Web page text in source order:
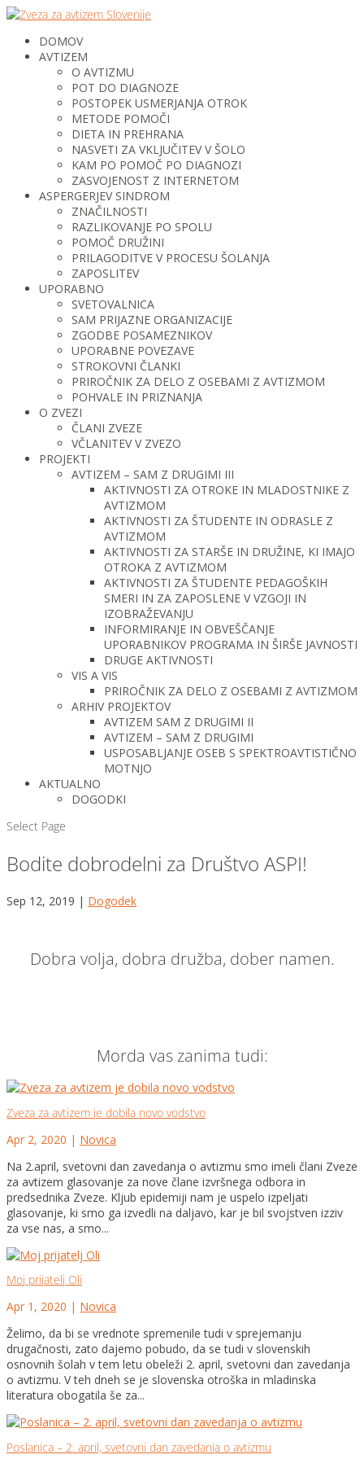
DOMOV
AVTIZEM
O AVTIZMU
POT DO DIAGNOZE
POSTOPEK USMERJANJA OTROK
METODE POMOČI
DIETA IN PREHRANA
NASVETI ZA VKLJUČITEV V ŠOLO
KAM PO POMOČ PO DIAGNOZI
ZASVOJENOST Z INTERNETOM
ASPERGERJEV SINDROM
ZNAČILNOSTI
RAZLIKOVANJE PO SPOLU
POMOČ DRUŽINI
PRILAGODITVE V PROCESU ŠOLANJA
ZAPOSLITEV
UPORABNO
SVETOVALNICA
SAM PRIJAZNE ORGANIZACIJE
ZGODBE POSAMEZNIKOV
UPORABNE POVEZAVE
STROKOVNI ČLANKI
PRIROČNIK ZA DELO Z OSEBAMI Z AVTIZMOM
POHVALE IN PRIZNANJA
O ZVEZI
ČLANI ZVEZE
VČLANITEV V ZVEZO
PROJEKTI
AVTIZEM – SAM Z DRUGIMI III
AKTIVNOSTI ZA OTROKE IN MLADOSTNIKE Z
AVTIZMOM
AKTIVNOSTI ZA ŠTUDENTE IN ODRASLE Z
AVTIZMOM
AKTIVNOSTI ZA STARŠE IN DRUŽINE, KI IMAJO
OTROKA Z AVTIZMOM
AKTIVNOSTI ZA ŠTUDENTE PEDAGOŠKIH
SMERI IN ZA ZAPOSLENE V VZGOJI IN
IZOBRAŽEVANJU
INFORMIRANJE IN OBVEŠČANJE
UPORABNIKOV PROGRAMA IN ŠIRŠE JAVNOSTI
DRUGE AKTIVNOSTI
VIS A VIS
PRIROČNIK ZA DELO Z OSEBAMI Z AVTIZMOM
ARHIV PROJEKTOV
AVTIZEM SAM Z DRUGIMI II
AVTIZEM – SAM Z DRUGIMI
USPOSABLJANJE OSEB S SPEKTROAVTISTIČNO
MOTNJO
AKTUALNO
DOGODKI
Select Page
Bodite dobrodelni za Društvo ASPI!
Sep 12, 2019 | Dogodek
Dobra volja, dobra družba, dober namen.
Morda vas zanima tudi:
Zveza za avtizem je dobila novo vodstvo
Apr 2, 2020 | Novica
Na 2.april, svetovni dan zavedanja o avtizmu smo imeli člani Zveze
za avtizem glasovanje za nove člane izvršnega odbora in
predsednika Zveze. Kljub epidemiji nam je uspelo izpeljati
glasovanje, ki smo ga izvedli na daljavo, kar je bil svojstven izziv
za vse nas, a smo...
Moj prijatelj Oli
Apr 1, 2020 | Novica
Želimo, da bi se vrednote spremenile tudi v sprejemanju
drugačnosti, zato dajemo pobudo, da se tudi v slovenskih
osnovnih šolah v tem letu obeleži 2. april, svetovni dan zavedanja
o avtizmu. V teh dneh se je slovenska otroška in mladinska
literatura obogatila še za...
Poslanica – 2. april, svetovni dan zavedanja o avtizmu